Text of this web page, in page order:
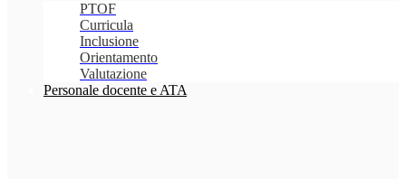
PTOF
Curricula
Inclusione
Orientamento
Valutazione
Personale docente e ATA